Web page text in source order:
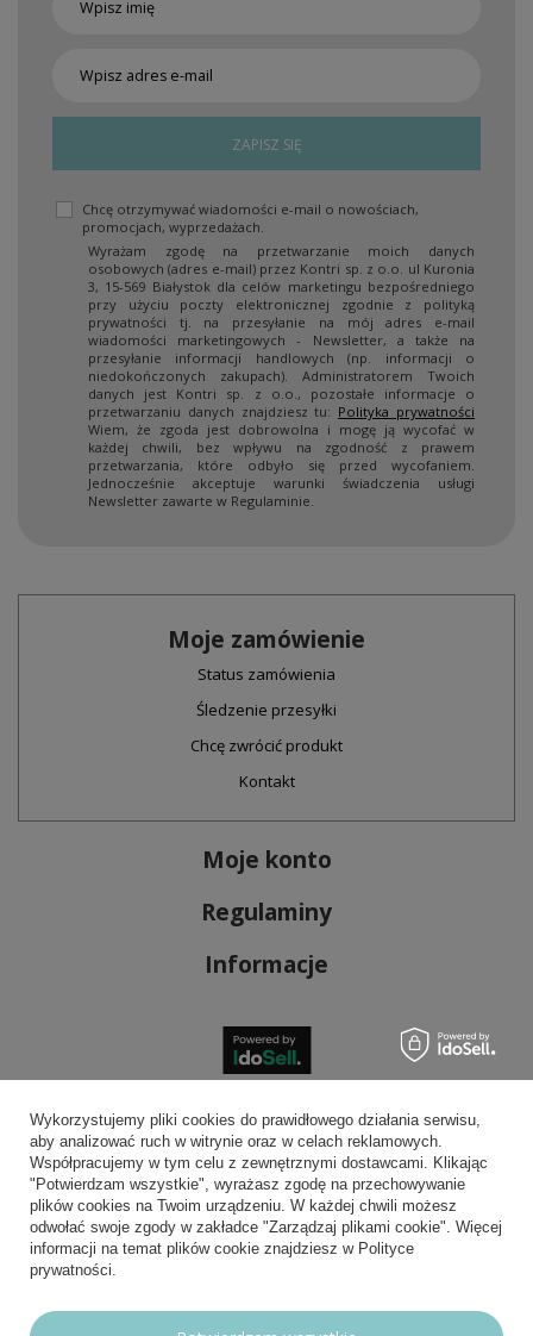
ZAPISZ SIĘ
Chcę otrzymywać wiadomości e-mail o nowościach,
promocjach, wyprzedażach.
Wyrażam zgodę na przetwarzanie moich danych
osobowych (adres e-mail) przez Kontri sp. z o.o. ul Kuronia
3, 15-569 Białystok dla celów marketingu bezpośredniego
przy użyciu poczty elektronicznej zgodnie z polityką
prywatności tj. na przesyłanie na mój adres e-mail
wiadomości marketingowych - Newsletter, a także na
przesyłanie informacji handlowych (np. informacji o
niedokończonych zakupach). Administratorem Twoich
danych jest Kontri sp. z o.o., pozostałe informacje o
przetwarzaniu danych znajdziesz tu: Polityka prywatności
Wiem, że zgoda jest dobrowolna i mogę ją wycofać w
każdej chwili, bez wpływu na zgodność z prawem
przetwarzania, które odbyło się przed wycofaniem.
Jednocześnie akceptuje warunki świadczenia usługi
Newsletter zawarte w Regulaminie.
Moje zamówienie
Status zamówienia
Śledzenie przesyłki
Chcę zwrócić produkt
Kontakt
Moje konto
Regulaminy
Informacje
Bezpieczne płatności
Wygodna dostawa
Możesz nam zaufać
Wykorzystujemy pliki cookies do prawidłowego działania serwisu,
aby analizować ruch w witrynie oraz w celach reklamowych.
Współpracujemy w tym celu z zewnętrznymi dostawcami. Klikając
"Potwierdzam wszystkie", wyrażasz zgodę na przechowywanie
plików cookies na Twoim urządzeniu. W każdej chwili możesz
odwołać swoje zgody w zakładce "Zarządzaj plikami cookie". Więcej
informacji na temat plików cookie znajdziesz w Polityce
prywatności.